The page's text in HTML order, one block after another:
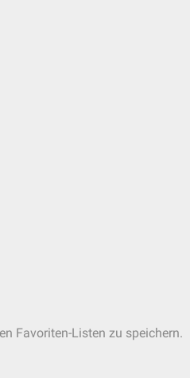
Favoriten-Listen zu speichern.